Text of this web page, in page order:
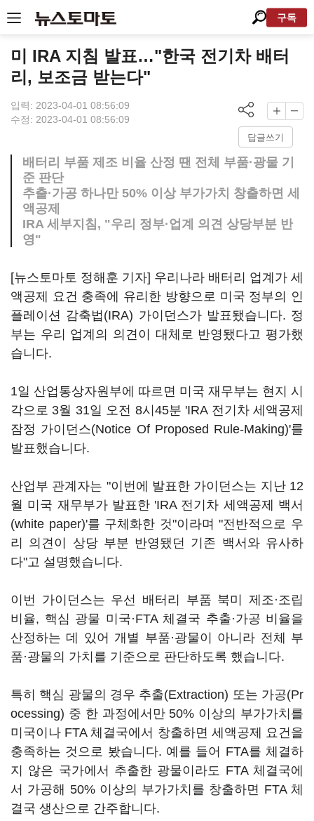
구독
미 IRA 지침 발표…"한국 전기차 배터
리, 보조금 받는다"
입력: 2023-04-01 08:56:09
수정: 2023-04-01 08:56:09
답글쓰기
배터리 부품 제조 비율 산정 땐 전체 부품·광물 기
준 판단
추출·가공 하나만 50% 이상 부가가치 창출하면 세
액공제
IRA 세부지침, "우리 정부·업계 의견 상당부분 반
영"
[뉴스토마토 정해훈 기자] 우리나라 배터리 업계가 세
액공제 요건 충족에 유리한 방향으로 미국 정부의 인
플레이션 감축법(IRA) 가이던스가 발표됐습니다. 정
부는 우리 업계의 의견이 대체로 반영됐다고 평가했
습니다.
1일 산업통상자원부에 따르면 미국 재무부는 현지 시
각으로 3월 31일 오전 8시45분 'IRA 전기차 세액공제
잠정 가이던스(Notice Of Proposed Rule-Making)'를
발표했습니다.
산업부 관계자는 "이번에 발표한 가이던스는 지난 12
월 미국 재무부가 발표한 'IRA 전기차 세액공제 백서
(white paper)'를 구체화한 것"이라며 "전반적으로 우
리 의견이 상당 부분 반영됐던 기존 백서와 유사하
다"고 설명했습니다.
이번 가이던스는 우선 배터리 부품 북미 제조·조립
비율, 핵심 광물 미국·FTA 체결국 추출·가공 비율을
산정하는 데 있어 개별 부품·광물이 아니라 전체 부
품·광물의 가치를 기준으로 판단하도록 했습니다.
특히 핵심 광물의 경우 추출(Extraction) 또는 가공(Pr
ocessing) 중 한 과정에서만 50% 이상의 부가가치를
미국이나 FTA 체결국에서 창출하면 세액공제 요건을
충족하는 것으로 봤습니다. 예를 들어 FTA를 체결하
지 않은 국가에서 추출한 광물이라도 FTA 체결국에
서 가공해 50% 이상의 부가가치를 창출하면 FTA 체
결국 생산으로 간주합니다.